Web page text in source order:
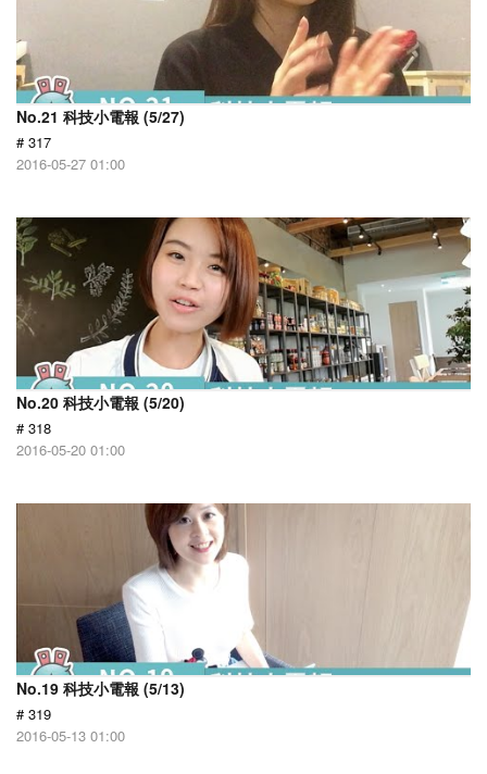
No.21 科技小電報 (5/27)
# 317
2016-05-27 01:00
No.20 科技小電報 (5/20)
# 318
2016-05-20 01:00
No.19 科技小電報 (5/13)
# 319
2016-05-13 01:00